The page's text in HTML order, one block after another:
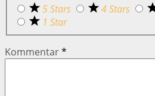
5 Stars
4 Stars
1 Star
Kommentar*